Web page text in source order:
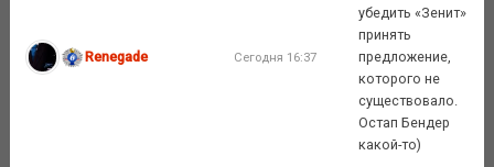
Renegade Сегодня 16:37
убедить «Зенит»
принять
предложение,
которого не
существовало.
Остап Бендер
какой-то)